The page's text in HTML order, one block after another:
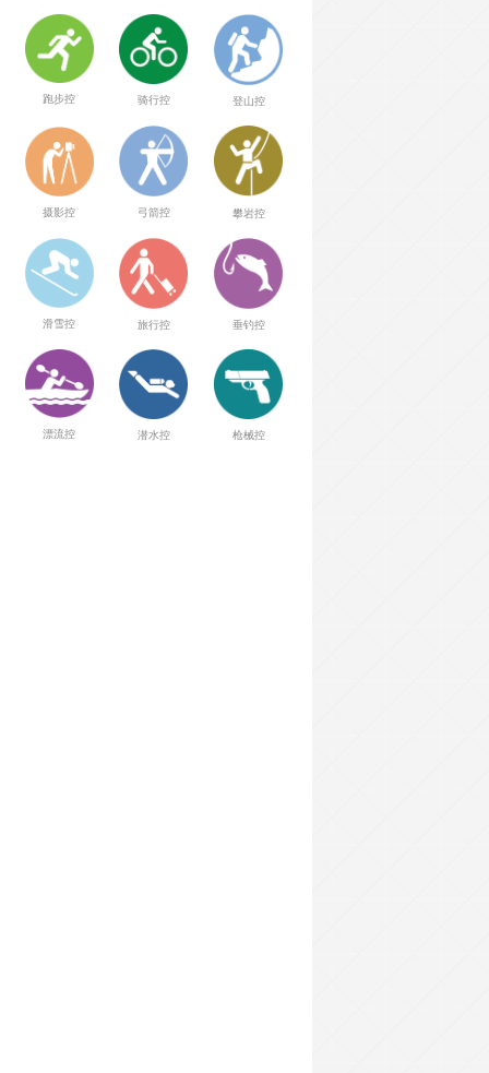
跑步控 骑行控 登山控
摄影控 弓箭控 攀岩控
滑雪控 旅行控 垂钓控
漂流控 潜水控 枪械控